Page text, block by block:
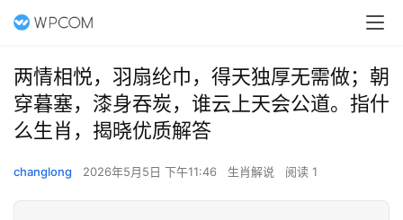
两情相悦，羽扇纶巾，得天独厚无需做；朝
穿暮塞，漆身吞炭，谁云上天会公道。指什
么生肖，揭晓优质解答
changlong 2026年5月5日 下午11:46 生肖解说 阅读 1